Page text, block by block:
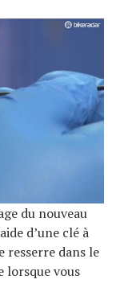
du nouveau
d’une clé à
resserre dans le
lorsque vous